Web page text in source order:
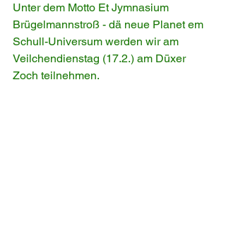
Unter dem Motto Et Jymnasium
Brügelmannstroß - dä neue Planet em
Schull-Universum werden wir am
Veilchendienstag (17.2.) am Düxer
Zoch teilnehmen.